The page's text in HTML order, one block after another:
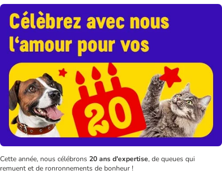
Cette année, nous célébrons 20 ans d'expertise, de queues qui
remuent et de ronronnements de bonheur !